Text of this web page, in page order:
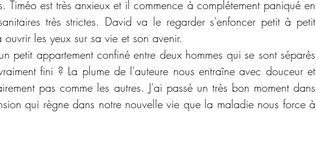
Timéo est très anxieux et il commence à complétement paniqué en
très strictes. David va le regarder s'enfoncer petit à petit
les yeux sur sa vie et son avenir.
petit appartement confiné entre deux hommes qui se sont séparés
fini ? La plume de l'auteure nous entraîne avec douceur et
pas comme les autres. J'ai passé un très bon moment dans
qui règne dans notre nouvelle vie que la maladie nous force à